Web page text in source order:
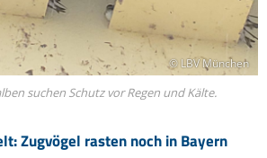
Zugvögel rasten noch in Bayern
© LBV München
suchen Schutz vor Regen und Kälte.